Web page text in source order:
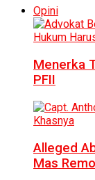
Opini
Menerka
PFII
Alleged
Mas